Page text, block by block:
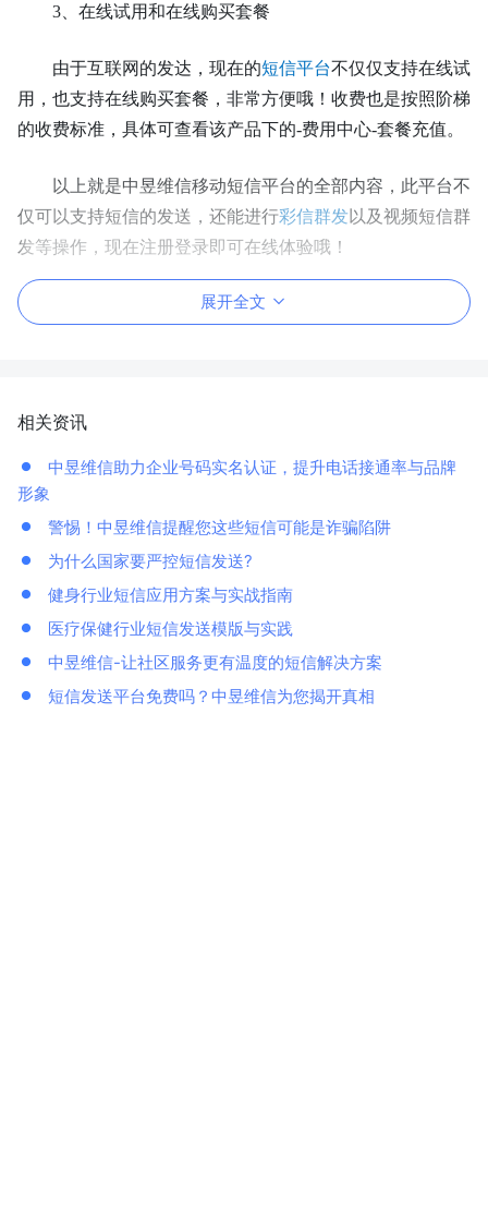
3 、在线试用和在线购买套餐
由于互联网的发达，现在的短信平台不仅仅支持在线试
用，也支持在线购买套餐，非常方便哦！收费也是按照阶梯
的收费标准，具体可查看该产品下的-费用中心-套餐充值。
以上就是中昱维信移动短信平台的全部内容，此平台不
仅可以支持短信的发送，还能进行彩信群发以及视频短信群
发等操作，现在注册登录即可在线体验哦！
展开全文
相关资讯
中昱维信助力企业号码实名认证，提升电话接通率与品牌
形象
警惕！中昱维信提醒您这些短信可能是诈骗陷阱
为什么国家要严控短信发送?
健身行业短信应用方案与实战指南
医疗保健行业短信发送模版与实践
中昱维信-让社区服务更有温度的短信解决方案
短信发送平台免费吗？中昱维信为您揭开真相